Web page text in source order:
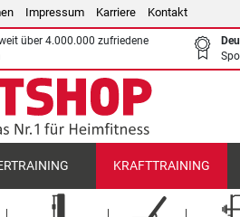
Impressum Karriere Kontakt
über 4.000.000 zufriedene
KRAFTTRAINING